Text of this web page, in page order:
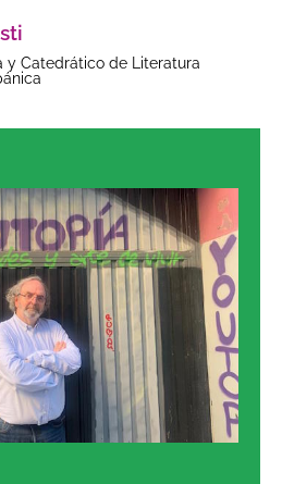
y Catedrático de Literatura